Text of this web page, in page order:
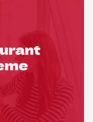
Báo giá & Đặt hàng:
0903.976.769